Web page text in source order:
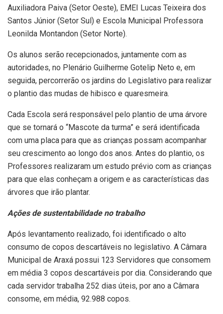
Auxiliadora Paiva (Setor Oeste), EMEI Lucas Teixeira dos
Santos Júnior (Setor Sul) e Escola Municipal Professora
Leonilda Montandon (Setor Norte).
Os alunos serão recepcionados, juntamente com as
autoridades, no Plenário Guilherme Gotelip Neto e, em
seguida, percorrerão os jardins do Legislativo para realizar
o plantio das mudas de hibisco e quaresmeira.
Cada Escola será responsável pelo plantio de uma árvore
que se tornará o “Mascote da turma” e será identificada
com uma placa para que as crianças possam acompanhar
seu crescimento ao longo dos anos. Antes do plantio, os
Professores realizaram um estudo prévio com as crianças
para que elas conheçam a origem e as características das
árvores que irão plantar.
Ações de sustentabilidade no trabalho
Após levantamento realizado, foi identificado o alto
consumo de copos descartáveis no legislativo. A Câmara
Municipal de Araxá possui 123 Servidores que consomem
em média 3 copos descartáveis por dia. Considerando que
cada servidor trabalha 252 dias úteis, por ano a Câmara
consome, em média, 92.988 copos.